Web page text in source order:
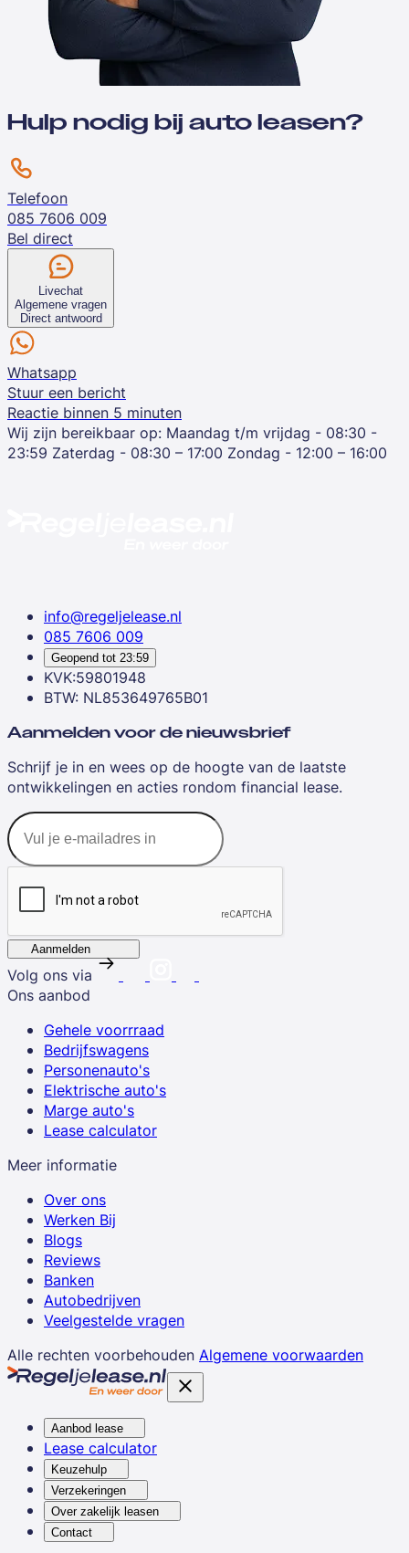
Hulp nodig bij auto leasen?
Telefoon
085 7606 009
Bel direct
Livechat
Algemene vragen
Direct antwoord
Whatsapp
Stuur een bericht
Reactie binnen 5 minuten
Wij zijn bereikbaar op: Maandag t/m vrijdag - 08:30 -
23:59 Zaterdag - 08:30 – 17:00 Zondag - 12:00 – 16:00
info@regeljelease.nl
085 7606 009
Geopend tot 23:59
KVK:59801948
BTW: NL853649765B01
Aanmelden voor de nieuwsbrief
Schrijf je in en wees op de hoogte van de laatste
ontwikkelingen en acties rondom financial lease.
Aanmelden
Volg ons via
Ons aanbod
Gehele voorrraad
Bedrijfswagens
Personenauto's
Elektrische auto's
Marge auto's
Lease calculator
Meer informatie
Over ons
Werken Bij
Blogs
Reviews
Banken
Autobedrijven
Veelgestelde vragen
Alle rechten voorbehouden Algemene voorwaarden
Aanbod lease
Lease calculator
Keuzehulp
Verzekeringen
Over zakelijk leasen
Contact